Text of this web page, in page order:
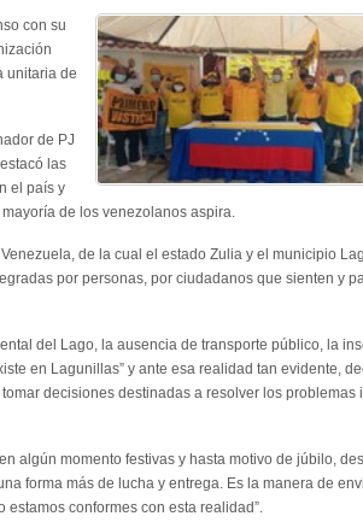
con su
unitaria de
de PJ
las
el país y
de los venezolanos aspira.
de la cual el estado Zulia y el municipio
por personas, por ciudadanos que sienten y
del Lago, la ausencia de transporte público, la
en Lagunillas” y ante esa realidad tan evidente,
decisiones destinadas a resolver los problemas
algún momento festivas y hasta motivo de júbilo,
forma más de lucha y entrega. Es la manera de
conformes con esta realidad”.